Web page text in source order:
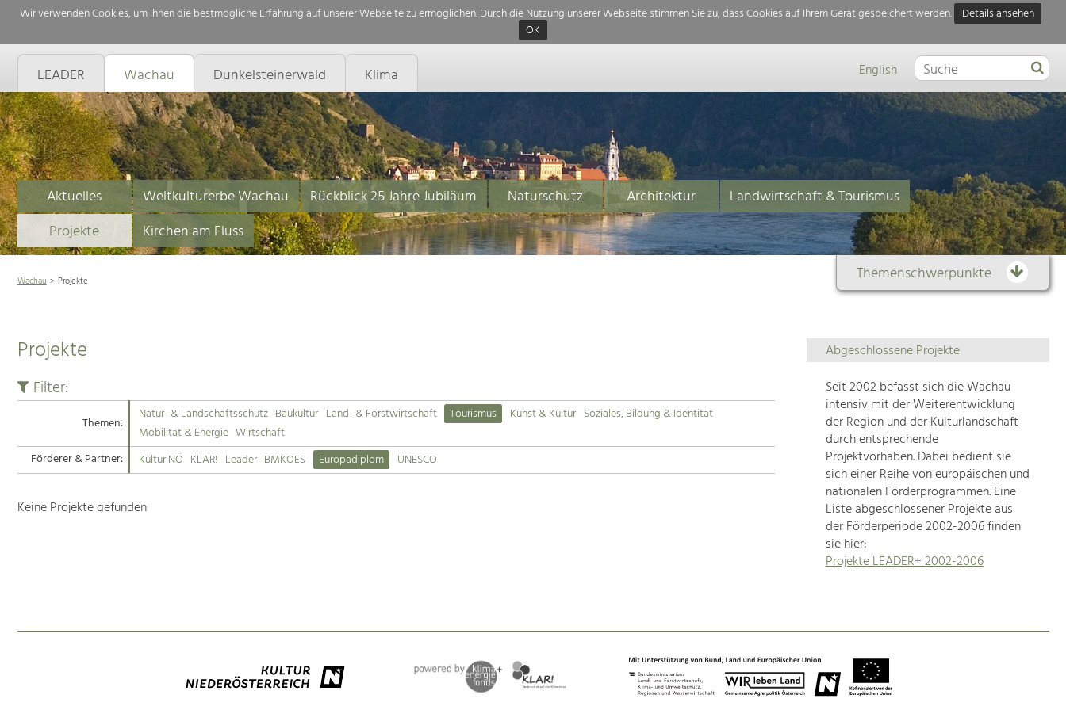
Wir verwenden Cookies, um Ihnen die bestmögliche Erfahrung auf unserer Webseite zu ermöglichen. Durch die Nutzung unserer Webseite stimmen Sie zu, dass Cookies auf Ihrem Gerät gespeichert werden.
Details ansehen
OK
LEADER Wachau Dunkelsteinerwald Klima English
Aktuelles Weltkulturerbe Wachau Rückblick 25 Jahre Jubiläum Naturschutz Architektur
Landwirtschaft & Tourismus
Projekte
Kirchen am Fluss
Themenschwerpunkte
Themenübersicht
Die
Regionalentwicklung
in
unserer
Region
ist
sehr
vielfältig.
Deshalb
geben
wir
hier
unsere
Themenschwerpunkte.
Für
mehr
Wachau Projekte
Projekte
Filter:
Themen: Natur- & Landschaftsschutz Baukultur Land- & Forstwirtschaft Tourismus Kunst & Kultur Soziales, Bildung & Identität
Mobilität & Energie Wirtschaft
Förderer & Partner:
Kultur NÖ KLAR! Leader BMKOES Europadiplom UNESCO
Keine Projekte gefunden
Abgeschlossene Projekte
Seit 2002 befasst sich die Wachau
intensiv mit der Weiterentwicklung
der Region und der Kulturlandschaft
durch entsprechende
Projektvorhaben. Dabei bedient sie
sich einer Reihe von europäischen und
nationalen Förderprogrammen. Eine
Liste abgeschlossener Projekte aus
der Förderperiode 2002-2006 finden
sie hier:
Projekte LEADER+ 2002-2006